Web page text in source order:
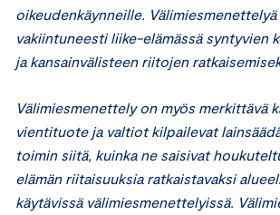
oikeudenkäynneille.
vakiintuneesti liike-elämässä syntyvien
ja kansainvälisteen riitojen
Välimiesmenettely on myös merkittävä
vientituote ja valtiot kilpailevat
toimin siitä, kuinka ne saisivat
elämän riitaisuuksia ratkaistavaksi
käytävissä välimiesmenettelyissä.